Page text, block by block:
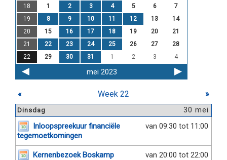
18
1 2 3 4 5 6
7
19
8 9 10 11 12 13
14
20
15 16 17 18 19 20
21
21
22 23 24 25 26 27
28
22
29 30 31 1 2 3 4
mei 2023
« Week 22 »
30 mei
Dinsdag
van 09:30 tot 11:00
Inloopspreekuur financiële
tegemoetkomingen
van 20:00 tot 22:00
Kernenbezoek Boskamp